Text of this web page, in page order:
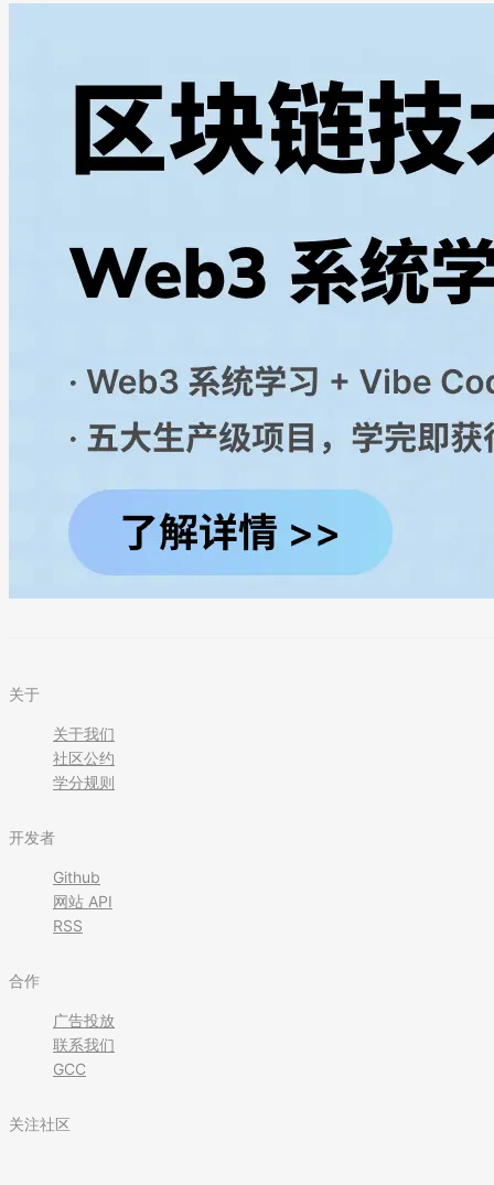
关于
关于我们
社区公约
学分规则
开发者
Github
网站 API
RSS
合作
广告投放
联系我们
GCC
关注社区